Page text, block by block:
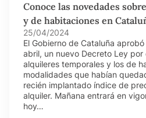
Conoce las novedades
y de habitaciones en
25/04/2024
El Gobierno de Cataluña
abril, un nuevo Decreto Ley por
alquileres temporales y los de
modalidades que habían
recién implantado índice de
alquiler. Mañana entrará en
hoy…